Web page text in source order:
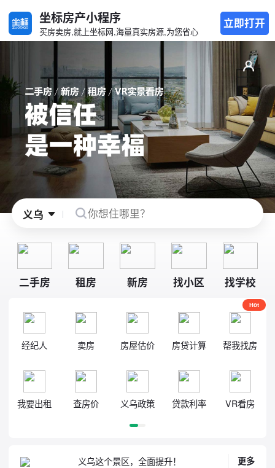
坐标房产小程序
买房卖房,就上坐标网,海量真实房源,为您省心
立即打开
义乌
二手房 租房 新房 找小区 找学校
经纪人 卖房 房屋估价 房贷计算 帮我找房
Hot
我要出租 查房价 义乌政策 贷款利率 VR看房
义乌下市村已进行有机更新意向排摸
义乌这个景区，全面提升！
义乌高架站房，收官在即
义乌这个景区，全面提升！
更多